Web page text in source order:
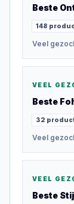
Beste
148
Veel
VEEL
Beste
32
Veel
VEEL
Beste